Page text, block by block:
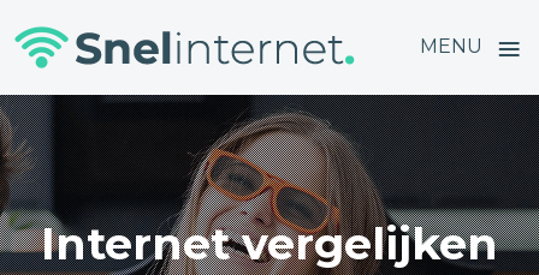
MENU ≡
Skip
to
content
Internet vergelijken